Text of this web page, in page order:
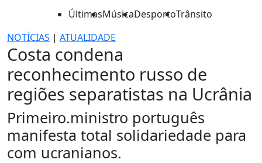
ÚltimasMúsicaDesportoTrânsito
NOTÍCIAS | ATUALIDADE
Costa condena
reconhecimento russo de
regiões separatistas na Ucrânia
Primeiro.ministro português
manifesta total solidariedade para
com ucranianos.